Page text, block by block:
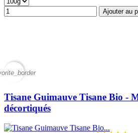
Ajouter au
Tisane Guimauve Tisane Bio -
décortiqués